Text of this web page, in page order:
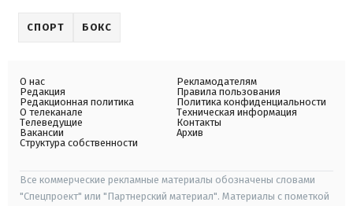
СПОРТ БОКС
О нас
Редакция
Редакционная политика
О телеканале
Телеведущие
Вакансии
Структура собственности
Рекламодателям
Правила пользования
Политика конфиденциальности
Техническая информация
Контакты
Архив
Все коммерческие рекламные материалы обозначены словами
"Спецпроект" или "Партнерский материал". Материалы с пометкой